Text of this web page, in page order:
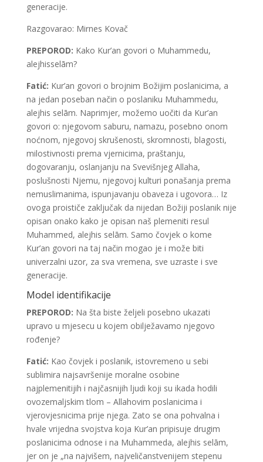
generacije.
Razgovarao: Mirnes Kovač
PREPOROD: Kako Kur’an govori o Muhammedu,
alejhisselām?
Fatić: Kur’an govori o brojnim Božijim poslanicima, a
na jedan poseban način o poslaniku Muhammedu,
alejhis selām. Naprimjer, možemo uočiti da Kur’an
govori o: njegovom saburu, namazu, posebno onom
noćnom, njegovoj skrušenosti, skromnosti, blagosti,
milostivnosti prema vjernicima, praštanju,
dogovaranju, oslanjanju na Svevišnjeg Allaha,
poslušnosti Njemu, njegovoj kulturi ponašanja prema
nemuslimanima, ispunjavanju obaveza i ugovora… Iz
ovoga proističe zaključak da nijedan Božiji poslanik nije
opisan onako kako je opisan naš plemeniti resul
Muhammed, alejhis selām. Samo čovjek o kome
Kur’an govori na taj način mogao je i može biti
univerzalni uzor, za sva vremena, sve uzraste i sve
generacije.
Model identifikacije
PREPOROD: Na šta biste željeli posebno ukazati
upravo u mjesecu u kojem obilježavamo njegovo
rođenje?
Fatić: Kao čovjek i poslanik, istovremeno u sebi
sublimira najsavršenije moralne osobine
najplemenitijih i najčasnijih ljudi koji su ikada hodili
ovozemaljskim tlom – Allahovim poslanicima i
vjerovjesnicima prije njega. Zato se ona pohvalna i
hvale vrijedna svojstva koja Kur’an pripisuje drugim
poslanicima odnose i na Muhammeda, alejhis selām,
jer on je „na najvišem, najveličanstvenijem stepenu